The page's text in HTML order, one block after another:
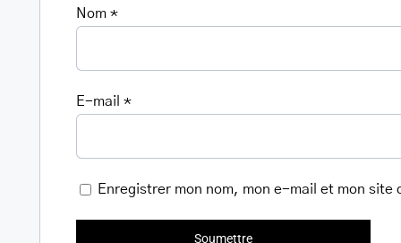
Nom *
E-mail *
Enregistrer mon nom, mon e-mail et mon